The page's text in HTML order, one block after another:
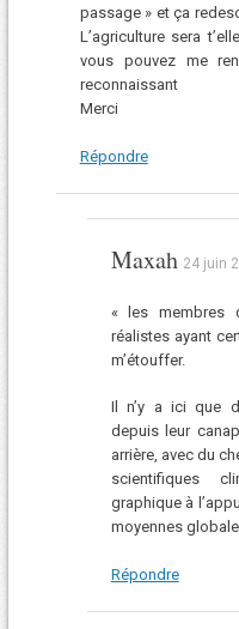
passage » et ça
L’agriculture sera
vous pouvez me
reconnaissant
Merci
Répondre
Maxah 24 juin
« les membres
réalistes ayant
m’étouffer.
Il n’y a ici que
depuis leur
arrière, avec du
scientifiques
graphique à
moyennes
Répondre